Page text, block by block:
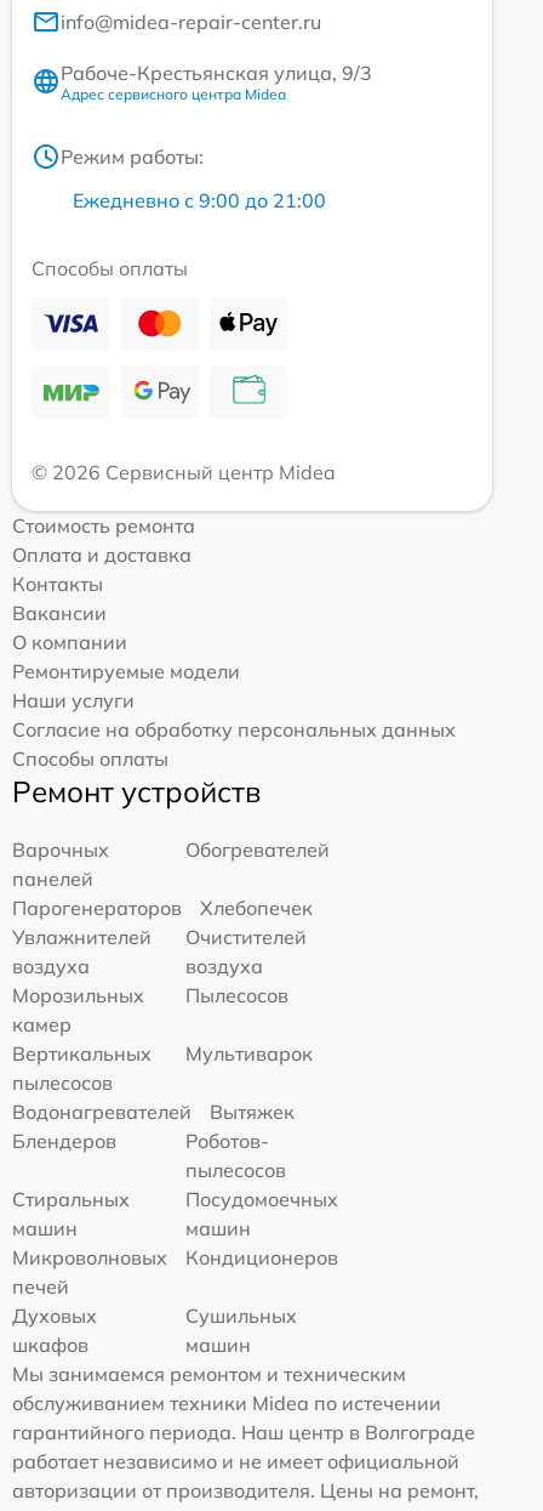
info@midea-repair-center.ru
Рабоче-Крестьянская улица, 9/3
Адрес сервисного центра Midea
Режим работы:
Ежедневно с 9:00 до 21:00
Способы оплаты
© 2026 Сервисный центр Midea
Стоимость ремонта
Оплата и доставка
Контакты
Вакансии
О компании
Ремонтируемые модели
Наши услуги
Согласие на обработку персональных данных
Способы оплаты
Ремонт устройств
Варочных
панелей
Обогревателей
Парогенераторов
Хлебопечек
Увлажнителей
воздуха
Очистителей
воздуха
Морозильных
камер
Пылесосов
Вертикальных
пылесосов
Мультиварок
Водонагревателей
Вытяжек
Блендеров
Роботов-
пылесосов
Стиральных
машин
Посудомоечных
машин
Микроволновых
печей
Кондиционеров
Духовых
шкафов
Сушильных
машин
Мы занимаемся ремонтом и техническим
обслуживанием техники Midea по истечении
гарантийного периода. Наш центр в Волгограде
работает независимо и не имеет официальной
авторизации от производителя. Цены на ремонт,